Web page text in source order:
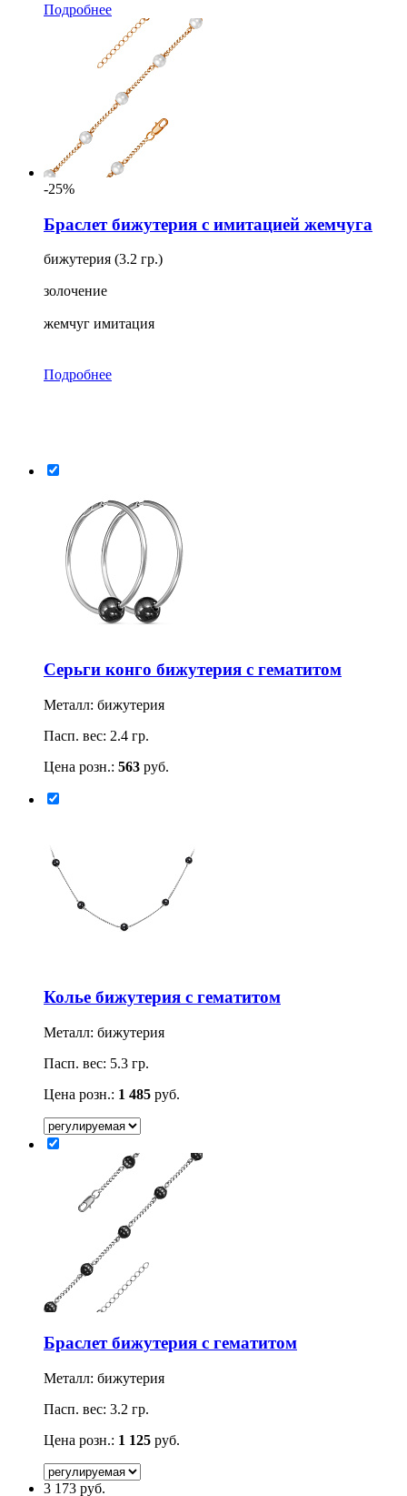
Подробнее
-25%
Браслет бижутерия с имитацией жемчуга
бижутерия (3.2 гр.)
золочение
жемчуг имитация
Подробнее
Серьги конго бижутерия с гематитом
Металл: бижутерия
Пасп. вес: 2.4 гр.
Цена розн.: 563 руб.
Колье бижутерия с гематитом
Металл: бижутерия
Пасп. вес: 5.3 гр.
Цена розн.: 1 485 руб.
Браслет бижутерия с гематитом
Металл: бижутерия
Пасп. вес: 3.2 гр.
Цена розн.: 1 125 руб.
3 173 руб.